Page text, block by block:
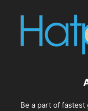
Be a part of fastest